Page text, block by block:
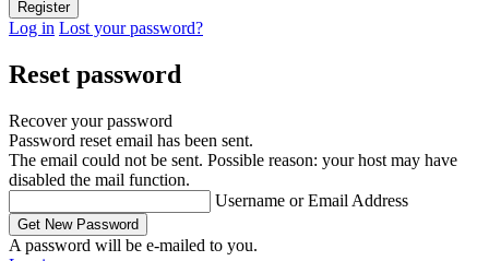
Log in Lost your password?
Reset password
Recover your password
Password reset email has been sent.
The email could not be sent. Possible reason: your host may have
disabled the mail function.
Username or Email Address
A password will be e-mailed to you.